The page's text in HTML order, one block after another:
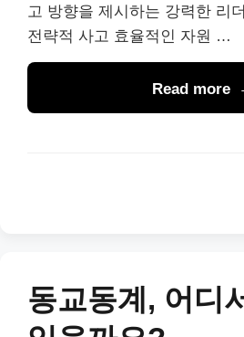
고 방향을 제시하는 강력한 리
전략적 사고 효율적인 자원 …
Read more
동교동계, 어디